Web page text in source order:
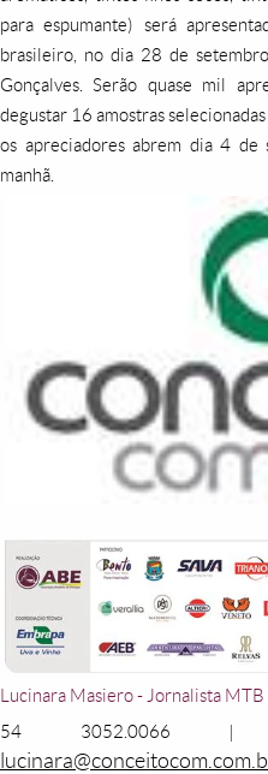
para espumante) será
brasileiro, no dia 28 de
Gonçalves. Serão quase mil
degustar 16 amostras
os apreciadores abrem dia 4
manhã.
Lucinara Masiero - Jornalista
54 3052.0066 |